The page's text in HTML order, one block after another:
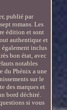
publié par
romans. Les
édition et sont
authentique et
inclus
bon état, avec
notables
du Phénix a une
sur le
des marques et
bord déchiré.
si vous